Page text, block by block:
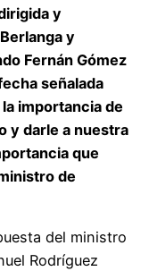
y
y
Fernán Gómez
señalada
importancia de
y darle a nuestra
que
de
del ministro
Rodríguez